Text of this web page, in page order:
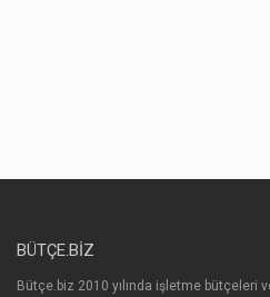
BÜTÇE.BIZ
Bütçe.biz 2010 yılında işletme bütçeleri